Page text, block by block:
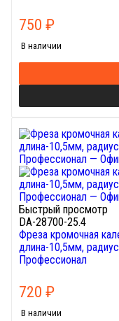
750 ₽
В наличии
Быстрый просмотр
DA-28700-25.4
Фреза кромочная
длина-10,5мм,
Профессионал
720 ₽
В наличии